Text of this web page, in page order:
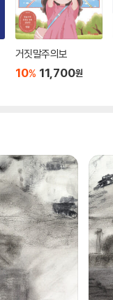
거짓말주의보
10% 11,700원